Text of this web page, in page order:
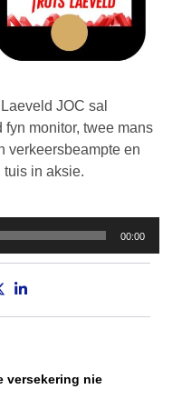
JOC sal
monitor, twee mans
verkeersbeampte en
in aksie.
00:00
versekering nie